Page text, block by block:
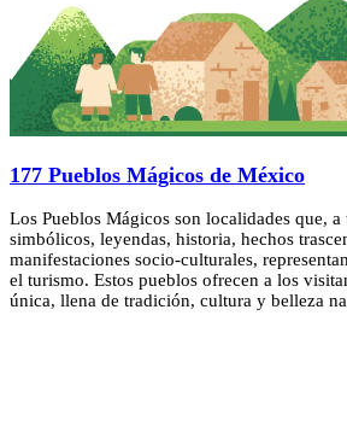
177 Pueblos Mágicos de México
Los Pueblos Mágicos son localidades que, a
simbólicos, leyendas, historia, hechos
manifestaciones socio-culturales,
el turismo. Estos pueblos ofrecen a los
única, llena de tradición, cultura y belleza